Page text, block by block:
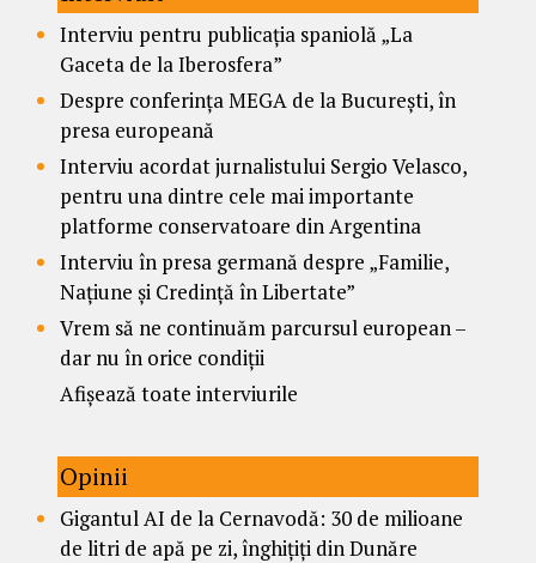
Interviu pentru publicația spaniolă „La
Gaceta de la Iberosfera”
Despre conferința MEGA de la București, în
presa europeană
Interviu acordat jurnalistului Sergio Velasco,
pentru una dintre cele mai importante
platforme conservatoare din Argentina
Interviu în presa germană despre „Familie,
Națiune și Credință în Libertate”
Vrem să ne continuăm parcursul european –
dar nu în orice condiții
Afișează toate interviurile
Opinii
Gigantul AI de la Cernavodă: 30 de milioane
de litri de apă pe zi, înghițiți din Dunăre